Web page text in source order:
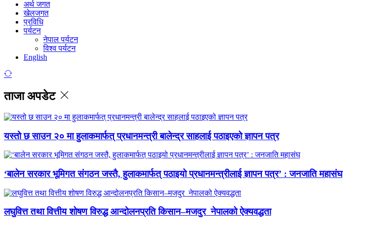
अर्थ जगत
खेलजगत
प्रविधि
पर्यटन
नेपाल पर्यटन
विश्व पर्यटन
English
ताजा अपडेट
यस्तो छ साउन २० मा हुलाकमार्फत् प्रधानमन्त्री बालेन्द्र साहलाई पठाइएको ज्ञापन पत्र
‘बालेन सरकार भूमिगत संगठन जस्तै, हुलाकमार्फत् पठाइयो प्रधानमन्त्रीलाई ज्ञापन पत्र’ : जनजाति महासंघ
लघुवित्त तथा वित्तीय शोषण विरुद्ध आन्दोलनप्रति किसान–मजदुर नेपालको ऐक्यवद्धता